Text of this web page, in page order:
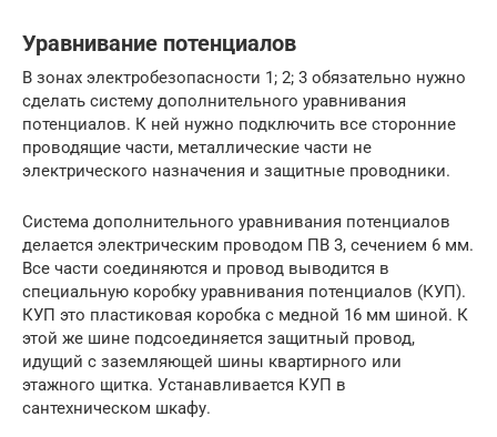
Уравнивание потенциалов
В зонах электробезопасности 1; 2; 3 обязательно нужно
сделать систему дополнительного уравнивания
потенциалов. К ней нужно подключить все сторонние
проводящие части, металлические части не
электрического назначения и защитные проводники.
Система дополнительного уравнивания потенциалов
делается электрическим проводом ПВ 3, сечением 6 мм.
Все части соединяются и провод выводится в
специальную коробку уравнивания потенциалов (КУП).
КУП это пластиковая коробка с медной 16 мм шиной. К
этой же шине подсоединяется защитный провод,
идущий с заземляющей шины квартирного или
этажного щитка. Устанавливается КУП в
сантехническом шкафу.